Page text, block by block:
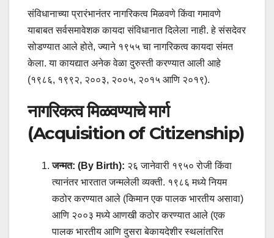
संविधानाच्या प्रारंभानंतर नागरिकत्व मिळवणे किंवा गमावणे
याबाबत सर्वसमावेशक कायदा संविधानात दिलेला नाही. हे संसदेवर
सोडण्यात आले होते, ज्याने १९५५ चा नागरिकत्व कायदा संमत
केला. या कायद्यात अनेक वेळा दुरुस्ती करण्यात आली आहे
(१९८६, १९९२, २००३, २००५, २०१५ आणि २०१९).
नागरिकत्व मिळवण्याचे मार्ग
(Acquisition of Citizenship)
जन्मत: (By Birth): २६ जानेवारी १९५० रोजी किंवा
त्यानंतर भारतात जन्मलेली व्यक्ती. १९८६ मध्ये नियम
कठोर करण्यात आले (किमान एक पालक भारतीय असावा)
आणि २००३ मध्ये आणखी कठोर करण्यात आले (एक
पालक भारतीय आणि दुसरा बेकायदेशीर स्थलांतरित